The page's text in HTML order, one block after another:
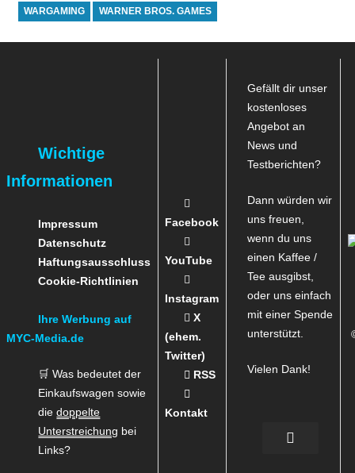
WARGAMING WARNER BROS. GAMES
Wichtige
Informationen
Impressum
Datenschutz
Haftungsausschluss
Cookie-Richtlinien
Ihre Werbung auf
MYC-Media.de
🛒 Was bedeutet der
Einkaufswagen sowie
diedoppelte
Unterstreichung bei
Links?
Facebook
YouTube
Instagram
X
(ehem.
Twitter)
RSS
Kontakt
Gefällt dir unser
kostenloses
Angebot an
News und
Testberichten?
Dann würden wir
uns freuen,
wenn du uns
einen Kaffee /
Tee ausgibst,
oder uns einfach
mit einer Spende
unterstützt.
Vielen Dank!